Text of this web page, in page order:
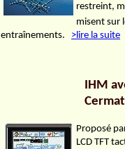
restreint,
misent sur
entraînements. >lire la suite
IHM
Proposé
LCD TFT